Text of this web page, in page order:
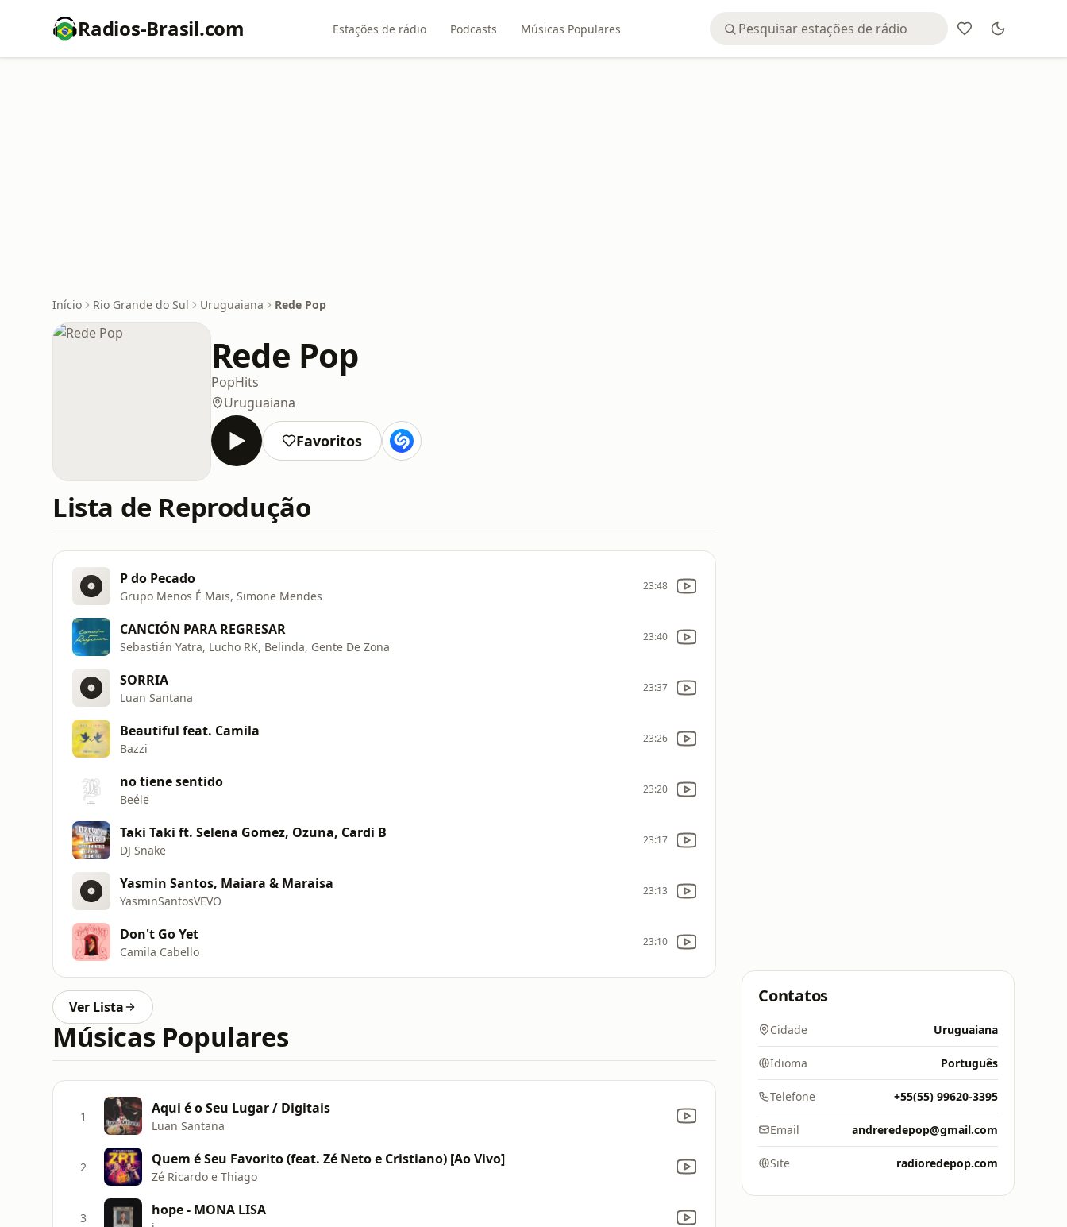
Radios-Brasil.com Estações de rádio Podcasts Músicas Populares
Início Rio Grande do Sul Uruguaiana Rede Pop
Rede Pop
PopHits
Uruguaiana
Favoritos
Lista de Reprodução
P do Pecado
Grupo Menos É Mais, Simone Mendes
23:48
CANCIÓN PARA REGRESAR
Sebastián Yatra, Lucho RK, Belinda, Gente De Zona
23:40
SORRIA
Luan Santana
23:37
Beautiful feat. Camila
Bazzi
23:26
no tiene sentido
Beéle
23:20
Taki Taki ft. Selena Gomez, Ozuna, Cardi B
DJ Snake
23:17
Yasmin Santos, Maiara & Maraisa
YasminSantosVEVO
23:13
Don't Go Yet
Camila Cabello
23:10
Ver Lista
Músicas Populares
1 Aqui é o Seu Lugar / Digitais
Luan Santana
2 Quem é Seu Favorito (feat. Zé Neto e Cristiano) [Ao Vivo]
Zé Ricardo e Thiago
3 hope - MONA LISA
Contatos
Cidade Uruguaiana
Idioma Português
Telefone +55(55) 99620-3395
Email andreredepop@gmail.com
Site radioredepop.com